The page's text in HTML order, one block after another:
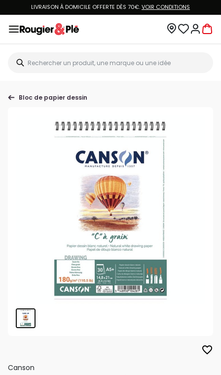
LIVRAISON À DOMICILE OFFERTE DÈS 70€.VOIR CONDITIONS
Bloc de papier dessin
favorite_border
Canson